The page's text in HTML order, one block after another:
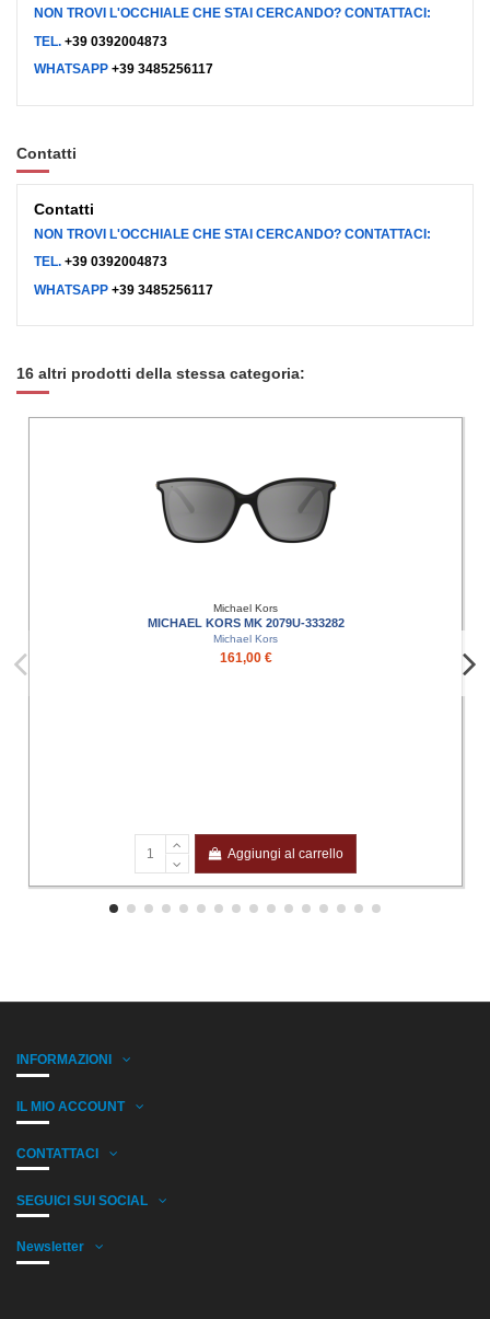
NON TROVI L'OCCHIALE CHE STAI CERCANDO? CONTATTACI:
TEL. +39 0392004873
WHATSAPP +39 3485256117
Contatti
Contatti
NON TROVI L'OCCHIALE CHE STAI CERCANDO? CONTATTACI:
TEL. +39 0392004873
WHATSAPP +39 3485256117
16 altri prodotti della stessa categoria:
Michael Kors
MICHAEL KORS MK 2079U-333282
Michael Kors
161,00 €
Aggiungi al carrello
INFORMAZIONI
IL MIO ACCOUNT
CONTATTACI
SEGUICI SUI SOCIAL
Newsletter